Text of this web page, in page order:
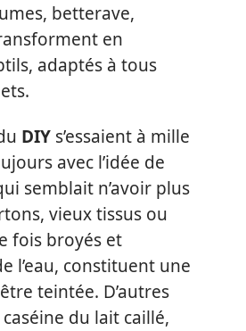
betterave,
en
adaptés à tous
DIY s’essaient à mille
avec l’idée de
semblait n’avoir plus
vieux tissus ou
fois broyés et
l’eau, constituent une
teintée. D’autres
du lait caillé,